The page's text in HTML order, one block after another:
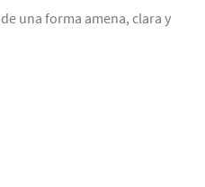
una forma amena, clara y